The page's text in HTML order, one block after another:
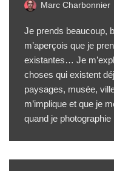
Marc Charbonnier
Je prends beaucoup,
m’aperçois que je
existantes… Je
choses qui existent
paysages, musée,
m’implique et que je
quand je